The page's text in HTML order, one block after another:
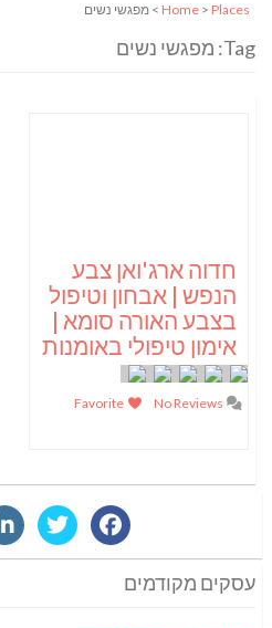
Home > Places > מפגשי נשים
Tag: מפגשי נשים
חדוה ארג'ואן צבע
הנפש | אבחון וטיפול
בצבע האורה סומא |
אימון טיפולי באומנות
עסקים מקודמים